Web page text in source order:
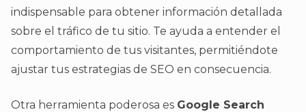
indispensable para obtener información detallada
sobre el tráfico de tu sitio. Te ayuda a entender el
comportamiento de tus visitantes, permitiéndote
ajustar tus estrategias de SEO en consecuencia.
Otra herramienta poderosa es Google Search